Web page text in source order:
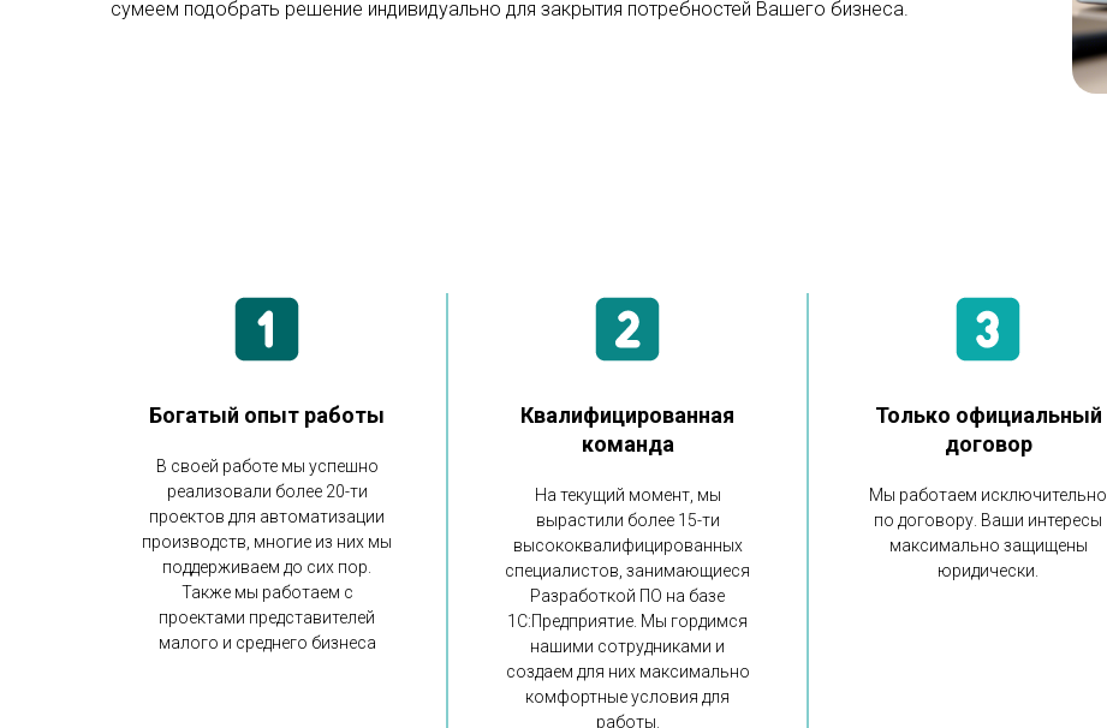
сумеем подобрать решение индивидуально для закрытия потребностей Вашего бизнеса.
Богатый опыт работы
В своей работе мы успешно
реализовали более 20-ти
проектов для автоматизации
производств, многие из них мы
поддерживаем до сих пор.
Также мы работаем с
проектами представителей
малого и среднего бизнеса
Квалифицированная
команда
На текущий момент, мы
вырастили более 15-ти
высококвалифицированных
специалистов, занимающиеся
Разработкой ПО на базе
1С:Предприятие. Мы гордимся
нашими сотрудниками и
создаем для них максимально
комфортные условия для
работы.
Только официальный
договор
Мы работаем исключительно
по договору. Ваши интересы
максимально защищены
юридически.